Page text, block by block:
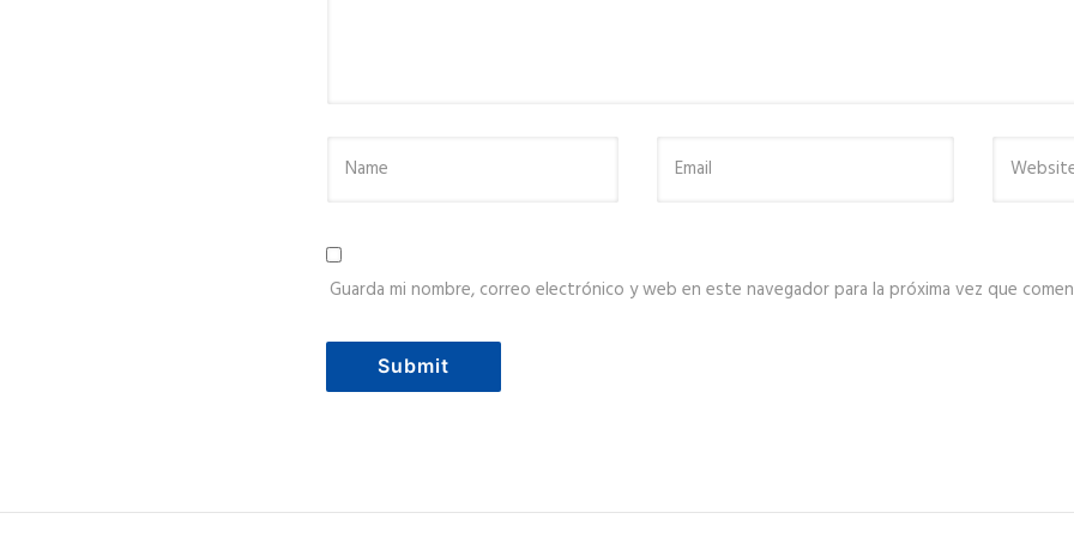
Guarda mi nombre, correo electrónico y web en este navegador para la próxima vez que